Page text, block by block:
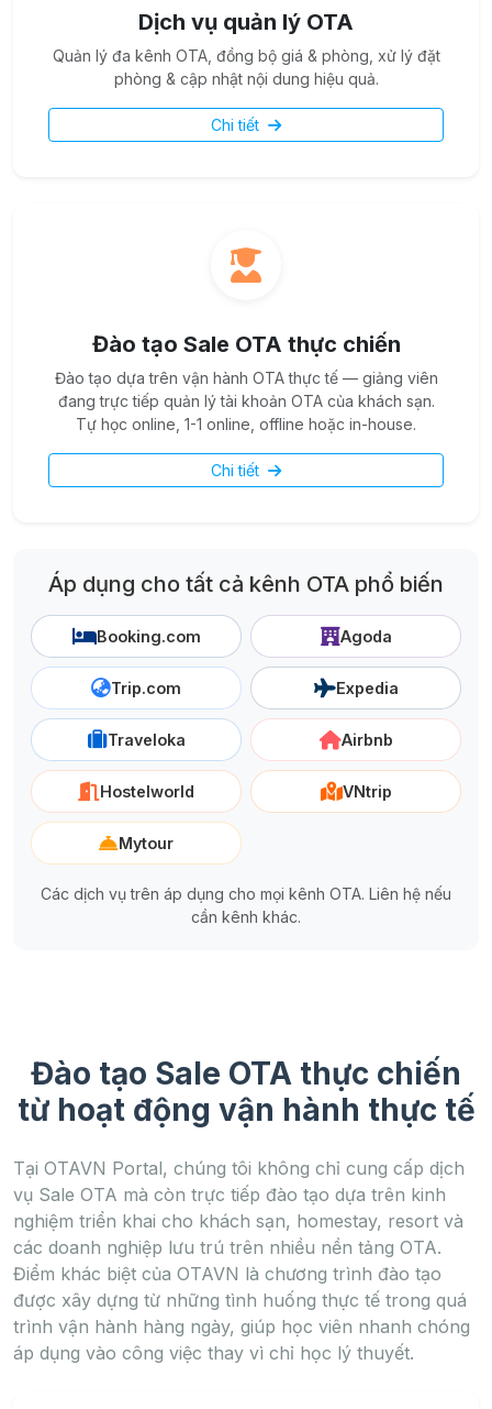
Dịch vụ quản lý OTA
Quản lý đa kênh OTA, đồng bộ giá & phòng, xử lý đặt
phòng & cập nhật nội dung hiệu quả.
Chi tiết
Đào tạo Sale OTA thực chiến
Đào tạo dựa trên vận hành OTA thực tế — giảng viên
đang trực tiếp quản lý tài khoản OTA của khách sạn.
Tự học online, 1-1 online, offline hoặc in-house.
Chi tiết
Áp dụng cho tất cả kênh OTA phổ biến
Booking.com Agoda
Trip.com Expedia
Traveloka Airbnb
Hostelworld VNtrip
Mytour
Các dịch vụ trên áp dụng cho mọi kênh OTA. Liên hệ nếu
cần kênh khác.
Đào tạo Sale OTA thực chiến
từ hoạt động vận hành thực tế
Tại OTAVN Portal, chúng tôi không chỉ cung cấp dịch
vụ Sale OTA mà còn trực tiếp đào tạo dựa trên kinh
nghiệm triển khai cho khách sạn, homestay, resort và
các doanh nghiệp lưu trú trên nhiều nền tảng OTA.
Điểm khác biệt của OTAVN là chương trình đào tạo
được xây dựng từ những tình huống thực tế trong quá
trình vận hành hàng ngày, giúp học viên nhanh chóng
áp dụng vào công việc thay vì chỉ học lý thuyết.